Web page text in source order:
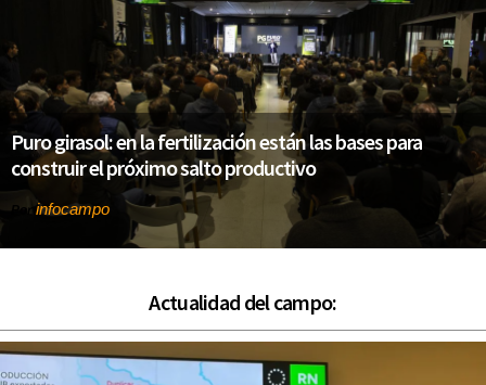
Puro girasol: en la fertilización están las bases para
construir el próximo salto productivo
Por infocampo
Actualidad del campo: